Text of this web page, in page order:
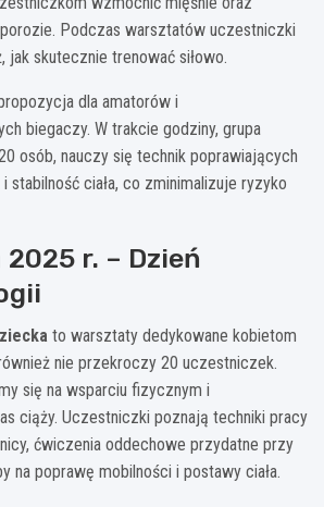
Podczas warsztatów uczestniczki
jak skutecznie trenować siłowo.
dla amatorów i
biegaczy. W trakcie godziny, grupa
osób, nauczy się technik poprawiających
stabilność ciała, co zminimalizuje ryzyko
2025 r. – Dzień
to warsztaty dedykowane kobietom
nie przekroczy 20 uczestniczek.
się na wsparciu fizycznym i
ciąży. Uczestniczki poznają techniki pracy
ćwiczenia oddechowe przydatne przy
na poprawę mobilności i postawy ciała.